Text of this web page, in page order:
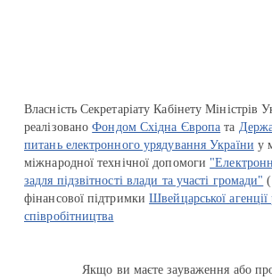
Власність Секретаріату Кабінету Міністрів
реалізованоФондом Східна Європа та
питань електронного урядування України у
міжнародної технічної допомоги
задля підзвітності влади та участі громади"
фінансової підтримкиШвейцарської агенції
співробітництва
Якщо ви маєте зауваження або